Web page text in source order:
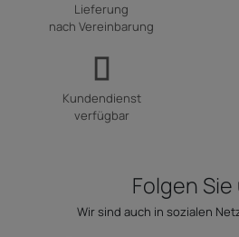
Lieferung
nach Vereinbarung
Kundendienst
verfügbar
Folgen Sie
Wir sind auch in sozialen